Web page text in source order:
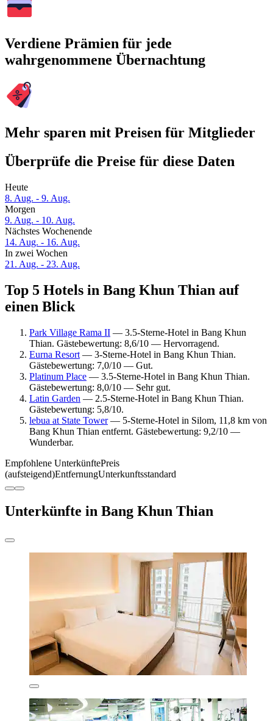
Verdiene Prämien für jede
wahrgenommene Übernachtung
Mehr sparen mit Preisen für Mitglieder
Überprüfe die Preise für diese Daten
Heute
8. Aug. - 9. Aug.
Morgen
9. Aug. - 10. Aug.
Nächstes Wochenende
14. Aug. - 16. Aug.
In zwei Wochen
21. Aug. - 23. Aug.
Top 5 Hotels in Bang Khun Thian auf
einen Blick
Park Village Rama II — 3.5-Sterne-Hotel in Bang Khun
Thian. Gästebewertung: 8,6/10 — Hervorragend.
Eurna Resort — 3-Sterne-Hotel in Bang Khun Thian.
Gästebewertung: 7,0/10 — Gut.
Platinum Place — 3.5-Sterne-Hotel in Bang Khun Thian.
Gästebewertung: 8,0/10 — Sehr gut.
Latin Garden — 2.5-Sterne-Hotel in Bang Khun Thian.
Gästebewertung: 5,8/10.
lebua at State Tower— 5-Sterne-Hotel in Silom, 11,8 km von
Bang Khun Thian entfernt. Gästebewertung: 9,2/10 —
Wunderbar.
Empfohlene UnterkünftePreis
(aufsteigend)EntfernungUnterkunftsstandard
Unterkünfte in Bang Khun Thian